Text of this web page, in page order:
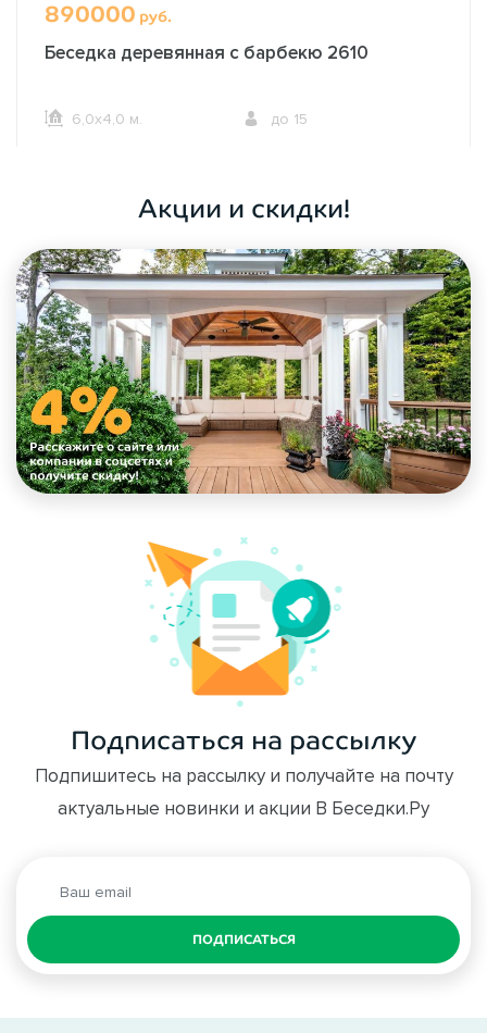
890000 руб.
Беседка деревянная с барбекю 2610
6,0х4,0 м. до 15
Акции и скидки!
Подписаться на рассылку
Подпишитесь на рассылку и получайте на почту
актуальные новинки и акции В Беседки.Ру
ПОДПИСАТЬСЯ